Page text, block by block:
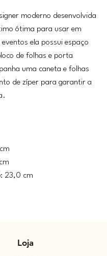
moderno desenvolvida
ótima para usar em
ela possui espaço
de folhas e porta
uma caneta e folhas
de zíper para garantir a
: 23,0 cm
Loja